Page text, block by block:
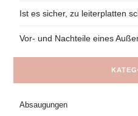
Ist es sicher, zu leiterplatten
Vor- und Nachteile eines
Absaugungen